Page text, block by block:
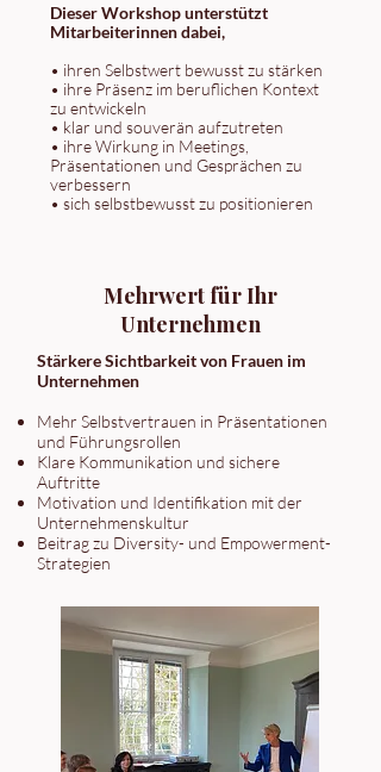
Dieser Workshop unterstützt
Mitarbeiterinnen dabei,
• ihren Selbstwert bewusst zu stärken
• ihre Präsenz im beruflichen Kontext
zu entwickeln
• klar und souverän aufzutreten
• ihre Wirkung in Meetings,
Präsentationen und Gesprächen zu
verbessern
• sich selbstbewusst zu positionieren
Mehrwert für Ihr
Unternehmen
Stärkere Sichtbarkeit von Frauen im
Unternehmen
Mehr Selbstvertrauen in Präsentationen
und Führungsrollen
Klare Kommunikation und sichere
Auftritte
Motivation und Identifikation mit der
Unternehmenskultur
Beitrag zu Diversity- und Empowerment-
Strategien